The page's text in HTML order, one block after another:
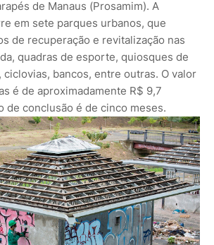
de Manaus (Prosamim). A
em sete parques urbanos, que
de recuperação e revitalização nas
quadras de esporte, quiosques de
ciclovias, bancos, entre outras. O valor
é de aproximadamente R$ 9,7
de conclusão é de cinco meses.